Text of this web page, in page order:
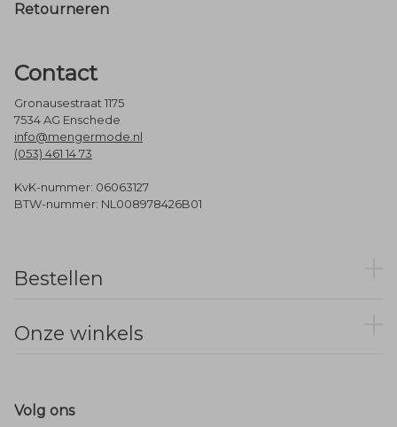
Retourneren
Contact
Gronausestraat 1175
7534 AG Enschede
info@mengermode.nl
(053) 461 14 73
KvK-nummer: 06063127
BTW-nummer: NL008978426B01
Bestellen
Onze winkels
Volg ons